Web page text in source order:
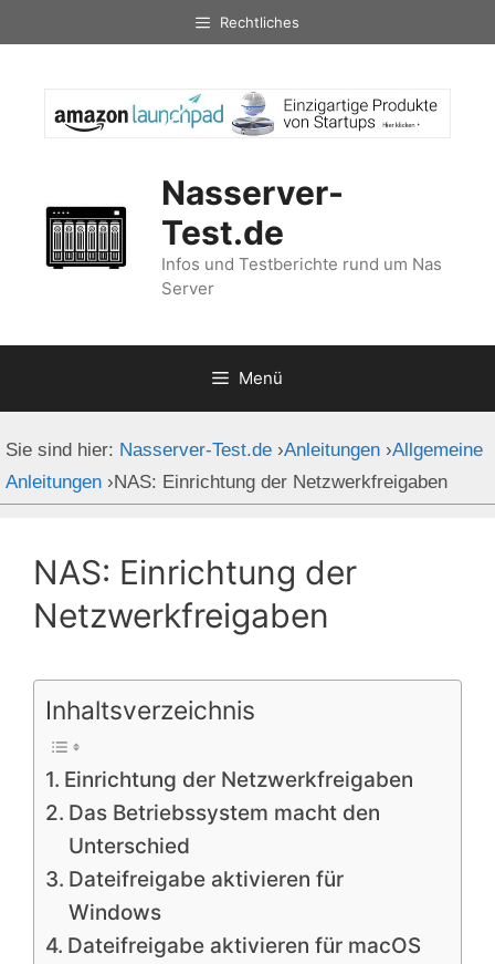
Rechtliches
Nasserver-
Test.de
Infos und Testberichte rund um Nas
Server
Menü
Sie sind hier: Nasserver-Test.de ›Anleitungen ›Allgemeine
Anleitungen ›NAS: Einrichtung der Netzwerkfreigaben
NAS: Einrichtung der
Netzwerkfreigaben
Inhaltsverzeichnis
Einrichtung der Netzwerkfreigaben
Das Betriebssystem macht den
Unterschied
Dateifreigabe aktivieren für
Windows
Dateifreigabe aktivieren für macOS